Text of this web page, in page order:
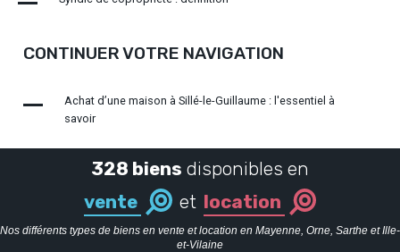
CONTINUER VOTRE NAVIGATION
Achat d’une maison à Sillé-le-Guillaume : l'essentiel à
savoir
328 biens disponibles en
vente
et location
Nos différents types de biens en vente et location en Mayenne, Orne, Sarthe et Ille-
et-Vilaine